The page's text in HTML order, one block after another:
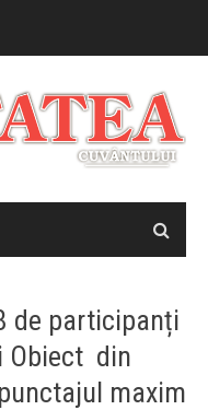
de participanți
Obiect din
maxim